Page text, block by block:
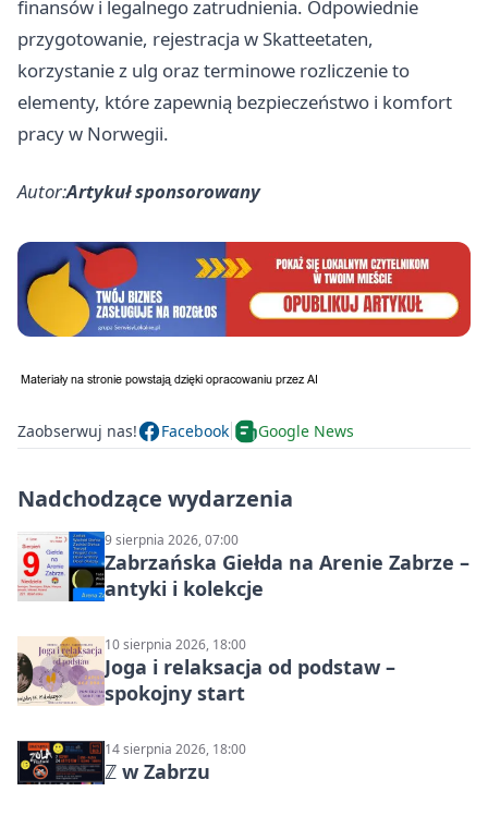
finansów i legalnego zatrudnienia. Odpowiednie
przygotowanie, rejestracja w Skatteetaten,
korzystanie z ulg oraz terminowe rozliczenie to
elementy, które zapewnią bezpieczeństwo i komfort
pracy w Norwegii.
Autor:Artykuł sponsorowany
Zaobserwuj nas! Facebook Google News
Nadchodzące wydarzenia
9 sierpnia 2026, 07:00
Zabrzańska Giełda na Arenie Zabrze –
antyki i kolekcje
10 sierpnia 2026, 18:00
Joga i relaksacja od podstaw –
spokojny start
14 sierpnia 2026, 18:00
ℤ w Zabrzu